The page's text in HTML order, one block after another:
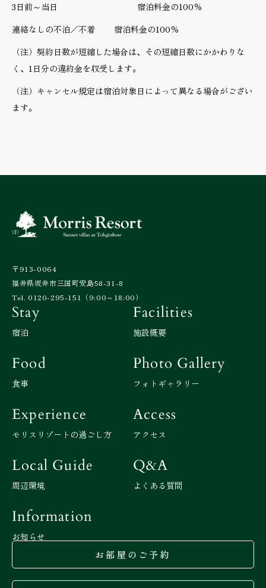
3日前～当日 宿泊料金の100％
連絡なしの不泊／不着 宿泊料金の100％
（注）契約日数が短縮した場合は、その短縮日数にかかわりな
く、1日分の違約金を収受します。
（注）キャンセル規定は宿泊対象日によって異なる場合がござい
ます。
〒913-0064
福井県坂井市三国町安島58-31-8
Tel. 0120-295-151（9:00～18:00）
Stay
宿泊
Facilities
施設概要
Food
食事
Photo Gallery
フォトギャラリー
Experience
モリスリゾートの過ごし方
Access
アクセス
Local Guide
周辺環境
Q&A
よくある質問
Information
お知らせ
お部屋のご予約